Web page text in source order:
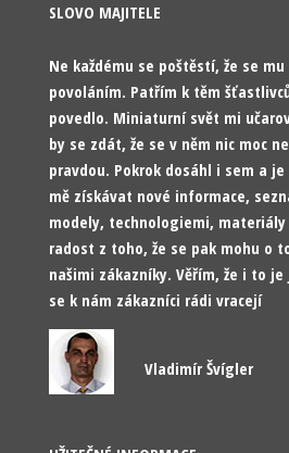
SLOVO MAJITELE
Ne každému se poštěstí, že se
povoláním. Patřím k těm
povedlo. Miniaturní svět mi
by se zdát, že se v něm nic moc
pravdou. Pokrok dosáhl i sem a
mě získávat nové informace,
modely, technologiemi,
radost z toho, že se pak mohu o
našimi zákazníky. Věřím, že i to
se k nám zákazníci rádi vracejí
Vladimír Švígler